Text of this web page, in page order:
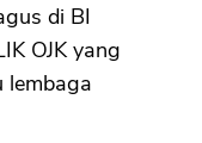
di BI
OJK yang
lembaga